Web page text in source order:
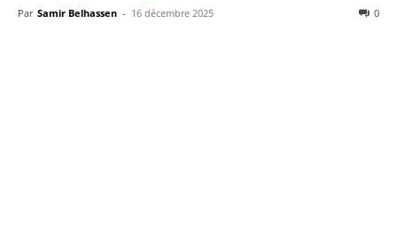
Par Samir Belhassen - 16 décembre 2025 0